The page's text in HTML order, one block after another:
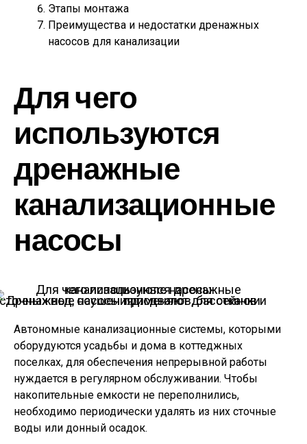
Этапы монтажа
Преимущества и недостатки дренажных
насосов для канализации
Для чего
используются
дренажные
канализационные
насосы
Дренажные насосы применяют для откачки сточных вод, осушения подвалов, бассейнов и т.д.
Автономные канализационные системы, которыми
оборудуются усадьбы и дома в коттеджных
поселках, для обеспечения непрерывной работы
нуждается в регулярном обслуживании. Чтобы
накопительные емкости не переполнились,
необходимо периодически удалять из них сточные
воды или донный осадок.